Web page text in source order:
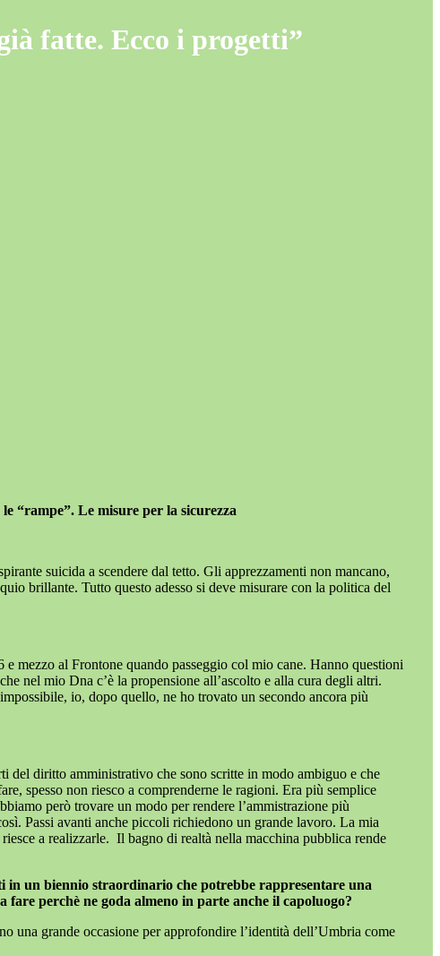
fatte. Ecco i progetti”
“rampe”. Le misure per la sicurezza
suicida a scendere dal tetto. Gli apprezzamenti non mancano,
brillante. Tutto questo adesso si deve misurare con la politica del
mezzo al Frontone quando passeggio col mio cane. Hanno questioni
nel mio Dna c’è la propensione all’ascolto e alla cura degli altri.
io, dopo quello, ne ho trovato un secondo ancora più
del diritto amministrativo che sono scritte in modo ambiguo e che
spesso non riesco a comprenderne le ragioni. Era più semplice
però trovare un modo per rendere l’ammistrazione più
Passi avanti anche piccoli richiedono un grande lavoro. La mia
a realizzarle. Il bagno di realtà nella macchina pubblica rende
un biennio straordinario che potrebbe rappresentare una
perchè ne goda almeno in parte anche il capoluogo?
una grande occasione per approfondire l’identità dell’Umbria come